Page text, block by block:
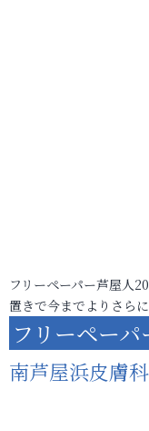
フリーペーパー芦屋人
置きで今までよりさら
フリーペー
南芦屋浜皮膚